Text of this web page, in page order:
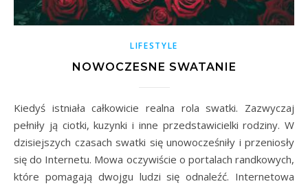
LIFESTYLE
NOWOCZESNE SWATANIE
Kiedyś istniała całkowicie realna rola swatki. Zazwyczaj
pełniły ją ciotki, kuzynki i inne przedstawicielki rodziny. W
dzisiejszych czasach swatki się unowocześniły i przeniosły
się do Internetu. Mowa oczywiście o portalach randkowych,
które pomagają dwojgu ludzi się odnaleźć. Internetowa